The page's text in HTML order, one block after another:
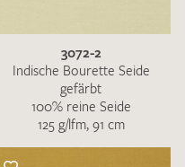
3072-2
Indische Bourette Seide
gefärbt
100% reine Seide
125 g/lfm, 91 cm